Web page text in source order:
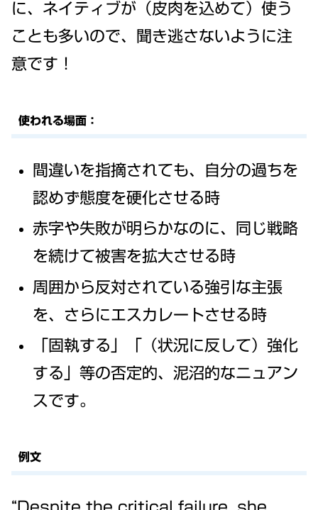
に、ネイティブが（皮肉を込めて）使う
ことも多いので、聞き逃さないように注
意です！
使われる場面：
間違いを指摘されても、自分の過ちを
認めず態度を硬化させる時
赤字や失敗が明らかなのに、同じ戦略
を続けて被害を拡大させる時
周囲から反対されている強引な主張
を、さらにエスカレートさせる時
「固執する」「（状況に反して）強化
する」等の否定的、泥沼的なニュアン
スです。
例文